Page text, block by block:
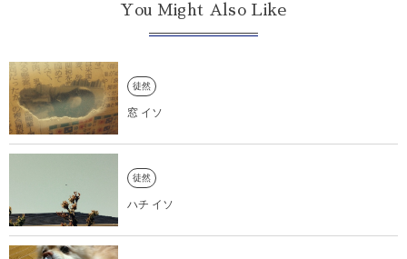
You Might Also Like
徒然
窓 イソ
徒然
ハチ イソ